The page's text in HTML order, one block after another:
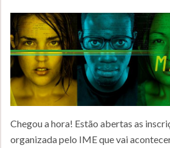
Chegou a hora! Estão abertas as
organizada pelo IME que vai